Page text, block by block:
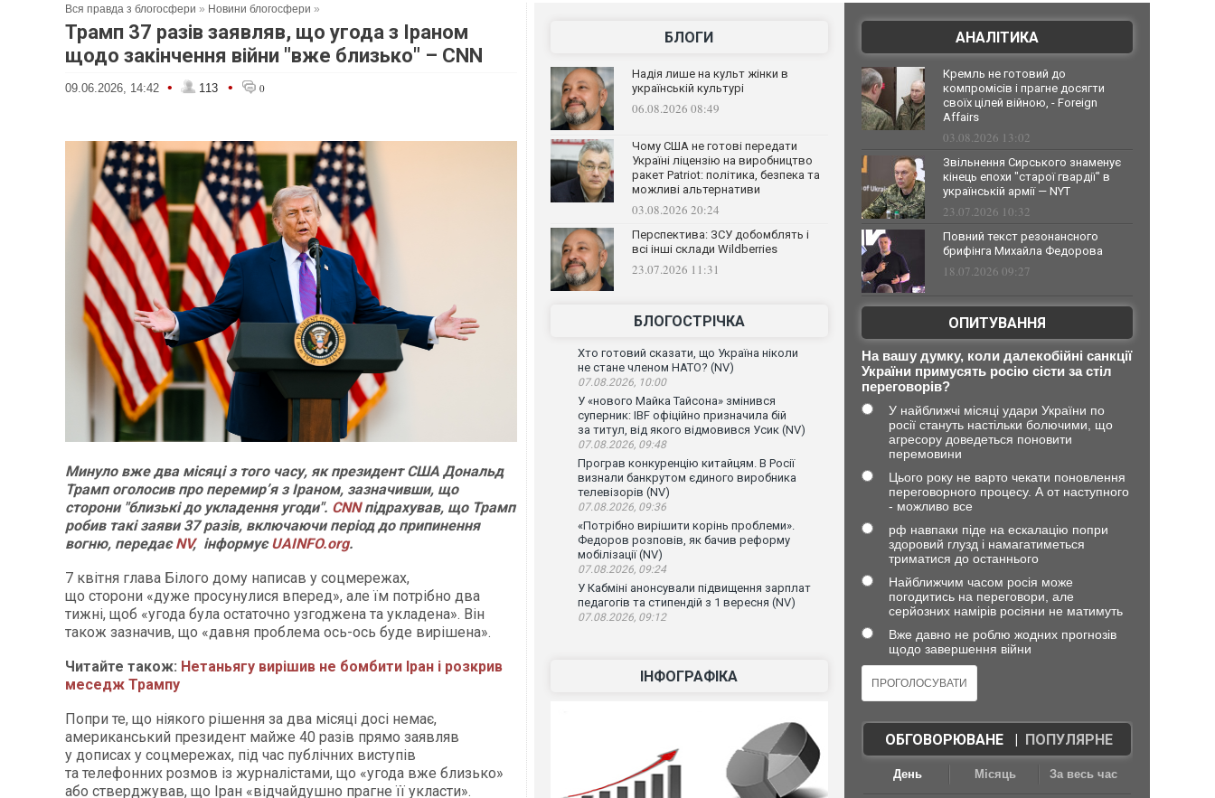
Вся правда з блогосфери » Новини блогосфери »
Трамп 37 разів заявляв, що угода з Іраном
щодо закінчення війни "вже близько" – CNN
09.06.2026, 14:42 • 113 • 0
Минуло вже два місяці з того часу, як президент США Дональд
Трамп оголосив про перемир’я з Іраном, зазначивши, що
сторони "близькі до укладення угоди". CNNпідрахував, що Трамп
робив такі заяви 37 разів, включаючи період до припинення
вогню, передаєNV, інформуєUAINFO.org.
7 квітня глава Білого дому написав у соцмережах,
що сторони «дуже просунулися вперед», але їм потрібно два
тижні, щоб «угода була остаточно узгоджена та укладена». Він
також зазначив, що «давня проблема ось-ось буде вирішена».
Читайте також: Нетаньягу вирішив не бомбити Іран і розкрив
меседж Трампу
Попри те, що ніякого рішення за два місяці досі немає,
американський президент майже 40 разів прямо заявляв
у дописах у соцмережах, під час публічних виступів
та телефонних розмов із журналістами, що «угода вже близько»
або стверджував, що Іран «відчайдушно прагне її укласти».
БЛОГИ
Надія лише на культ жінки в
українській культурі
06.08.2026 08:49
Чому США не готові передати
Україні ліцензію на виробництво
ракет Patriot: політика, безпека та
можливі альтернативи
03.08.2026 20:24
Перспектива: ЗСУ добомблять і
всі інші склади Wildberries
23.07.2026 11:31
БЛОГОСТРІЧКА
Хто готовий сказати, що Україна ніколи
не стане членом НАТО? (NV)
07.08.2026, 10:00
У «нового Майка Тайсона» змінився
суперник: IBF офіційно призначила бій
за титул, від якого відмовився Усик (NV)
07.08.2026, 09:48
Програв конкуренцію китайцям. В Росії
визнали банкрутом єдиного виробника
телевізорів (NV)
07.08.2026, 09:36
«Потрібно вирішити корінь проблеми».
Федоров розповів, як бачив реформу
мобілізації (NV)
07.08.2026, 09:24
У Кабміні анонсували підвищення зарплат
педагогів та стипендій з 1 вересня (NV)
07.08.2026, 09:12
ІНФОГРАФІКА
АНАЛІТИКА
Кремль не готовий до
компромісів і прагне досягти
своїх цілей війною, - Foreign
Affairs
03.08.2026 13:02
Звільнення Сирського знаменує
кінець епохи "старої гвардії" в
українській армії — NYT
23.07.2026 10:32
Повний текст резонансного
брифінга Михайла Федорова
18.07.2026 09:27
ОПИТУВАННЯ
На вашу думку, коли далекобійні санкції
України примусять росію сісти за стіл
переговорів?
У найближчі місяці удари України по
росії стануть настільки болючими, що
агресору доведеться поновити
перемовини
Цього року не варто чекати поновлення
переговорного процесу. А от наступного
- можливо все
рф навпаки піде на ескалацію попри
здоровий глузд і намагатиметься
триматися до останнього
Найближчим часом росія може
погодитись на переговори, але
серйозних намірів росіяни не матимуть
Вже давно не роблю жодних прогнозів
щодо завершення війни
ОБГОВОРЮВАНЕ| ПОПУЛЯРНЕ
День Місяць За весь час